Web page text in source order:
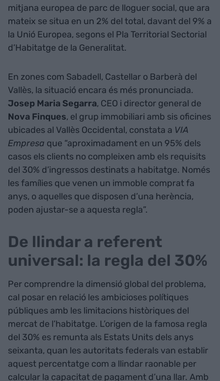
mitjana europea de parc de lloguer social, que ara
mateix se situa en un 2% del total, davant del 9% a
la Unió Europea, segons el Pla Territorial Sectorial
d’Habitatge de la Generalitat.
En zones com Sabadell, Castellar o Barberà del
Vallès, la situació encara és més pronunciada.
Josep Maria Segarra, CEO i director general de
Nova Finques, el grup immobiliari amb sis oficines
ubicades al Vallès Occidental, constata a VIA
Empresa que “aproximadament en un 95% dels
casos els clients no compleixen amb els requisits
del 30% d’ingressos destinats a habitatge. Només
les famílies que venen un immoble comprat fa
anys, o aquelles que disposen d’una herència,
poden ajustar-se a aquesta regla”.
De llindar a referent
universal: la regla del 30%
Per comprendre la dimensió global del problema,
cal posar en relació les ambicioses polítiques
públiques amb les limitacions històriques del
mercat de l’habitatge. L’origen de la famosa regla
del 30% es remunta als Estats Units dels anys
seixanta, quan les autoritats federals van establir
aquest percentatge com a llindar raonable per
calcular la capacitat de pagament d’una llar. Amb